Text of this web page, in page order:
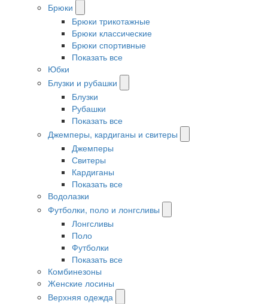
Брюки
Брюки трикотажные
Брюки классические
Брюки спортивные
Показать все
Юбки
Блузки и рубашки
Блузки
Рубашки
Показать все
Джемперы, кардиганы и свитеры
Джемперы
Свитеры
Кардиганы
Показать все
Водолазки
Футболки, поло и лонгсливы
Лонгсливы
Поло
Футболки
Показать все
Комбинезоны
Женские лосины
Верхняя одежда